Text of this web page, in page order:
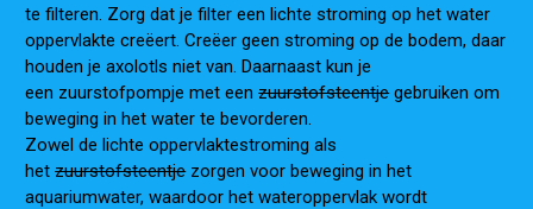
tefilteren . Zorg dat jefilter een lichte stroming op het water
oppervlakte creëert. Creëer geen stroming op de bodem, daar
houden je axolotls niet van.Daarnaast kun je
een zuurstofpompje meteenzuurstofsteentjegebruiken om
beweging in het water te bevorderen.
Zowel de lichte oppervlaktestroming als
hetzuurstofsteentjezorgen voor beweging in het
aquariumwater, waardoor het wateroppervlak wordt